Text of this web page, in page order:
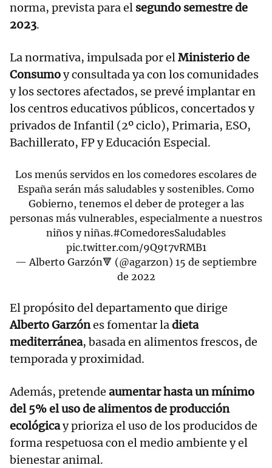
norma, prevista para el segundo semestre de
2023.
La normativa, impulsada por elMinisterio de
Consumoy consultada ya con los comunidades
y los sectores afectados, se prevé implantar en
los centros educativos públicos, concertados y
privados de Infantil (2º ciclo), Primaria, ESO,
Bachillerato, FP y Educación Especial.
Los menús servidos en los comedores escolares de
España serán más saludables y sostenibles. Como
Gobierno, tenemos el deber de proteger a las
personas más vulnerables, especialmente a nuestros
niños y niñas.#ComedoresSaludables
pic.twitter.com/9Q9t7vRMB1
— Alberto Garzón🔻 (@agarzon) 15 de septiembre
de 2022
El propósito del departamento que dirige
Alberto Garzónes fomentar ladieta
mediterránea, basada en alimentos frescos, de
temporada y proximidad.
Además, pretende aumentar hasta un mínimo
del 5% el uso de alimentos de producción
ecológicay prioriza el uso de los producidos de
forma respetuosa con el medio ambiente y el
bienestar animal.